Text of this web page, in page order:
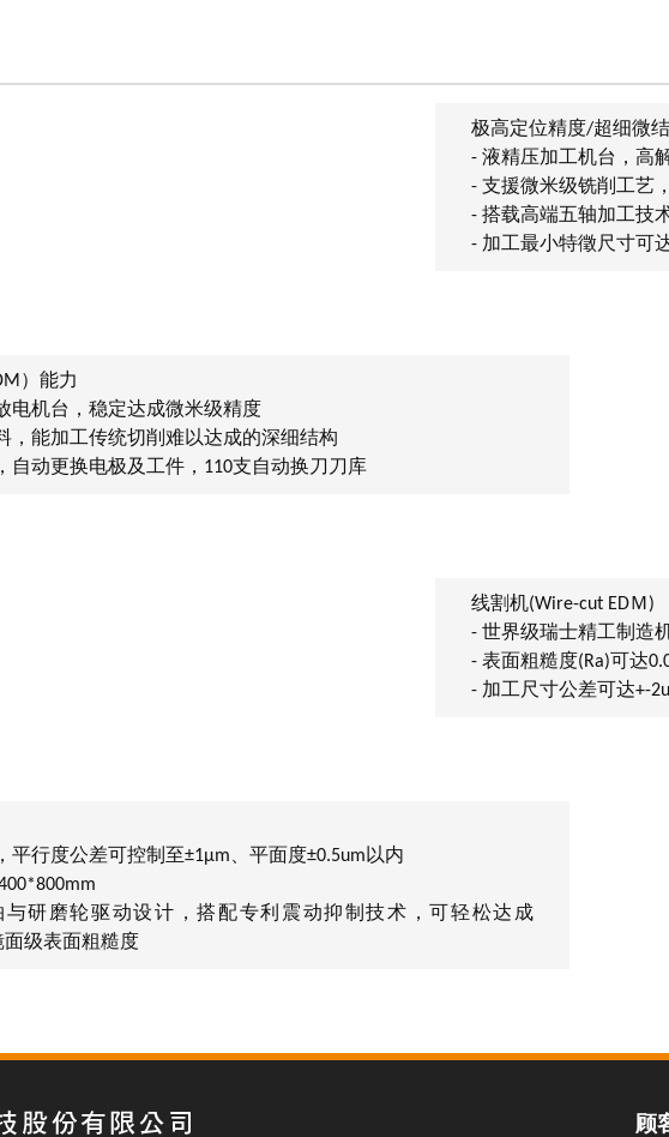
极高定位精度/超细微
- 液精压加工机台，高
- 支援微米级铣削工艺
- 搭载高端五轴加工技
- 加工最小特徵尺寸可
）能力
电机台，稳定达成微米级精度
，能加工传统切削难以达成的深细结构
自动更换电极及工件，110支自动换刀刀库
线割机(Wire-cut EDＭ)
- 世界级瑞士精工制造
- 表面粗糙度(Ra)可达
- 加工尺寸公差可达+-
平行度公差可控制至±1μm、平面度±0.5um以内
与研磨轮驱动设计，搭配专利震动抑制技术，可轻松达成
面级表面粗糙度
顾